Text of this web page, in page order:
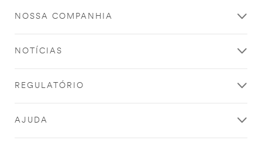
NOSSA COMPANHIA
NOTÍCIAS
REGULATÓRIO
AJUDA